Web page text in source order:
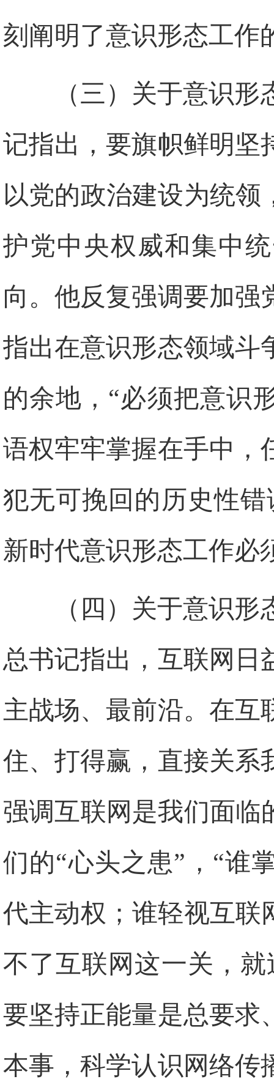
刻阐明了意识形态工作
（三）关于意识
记指出，要旗帜鲜明坚
以党的政治建设为统领
护党中央权威和集中
向。他反复强调要加强
指出在意识形态领域斗
的余地，“必须把意识
语权牢牢掌握在手中，
犯无可挽回的历史性
新时代意识形态工作必
（四）关于意识
总书记指出，互联网日
主战场、最前沿。在互
住、打得赢，直接关系
强调互联网是我们面临
们的“心头之患”，“谁
代主动权；谁轻视互联
不了互联网这一关，
要坚持正能量是总要求
本事，科学认识网络传